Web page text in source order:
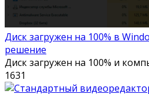
Диск загружен на 100% в
решение
Диск загружен на 100% и
1631